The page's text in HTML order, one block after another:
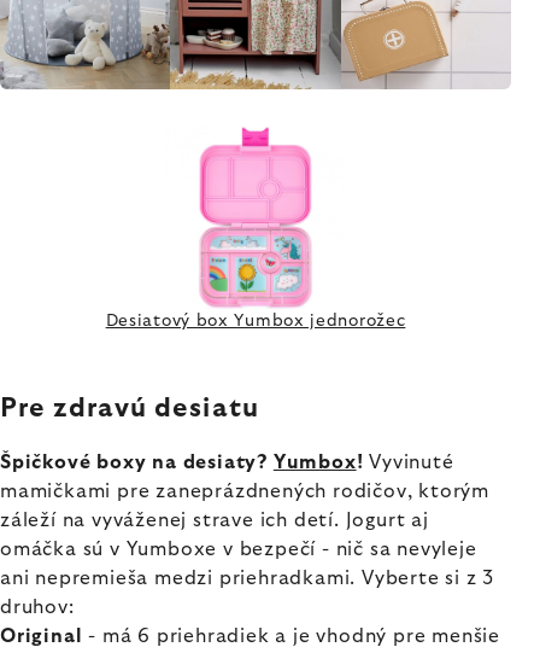
Desiatový box Yumbox jednorožec
Pre zdravú desiatu
Špičkové boxy na desiaty? Yumbox! Vyvinuté
mamičkami pre zaneprázdnených rodičov, ktorým
záleží na vyváženej strave ich detí. Jogurt aj
omáčka sú v Yumboxe v bezpečí - nič sa nevyleje
ani nepremieša medzi priehradkami. Vyberte si z 3
druhov:
Original
- má 6 priehradiek a je vhodný pre menšie